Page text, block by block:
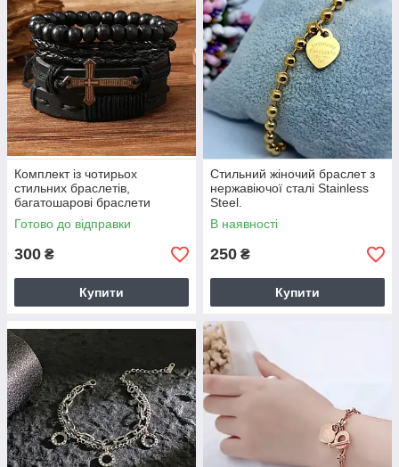
Комплект із чотирьох
стильних браслетів,
багатошарові браслети
Готово до відправки
300 ₴
Купити
Стильний жіночий браслет з
нержавіючої сталі Stainless
Steel.
В наявності
250 ₴
Купити